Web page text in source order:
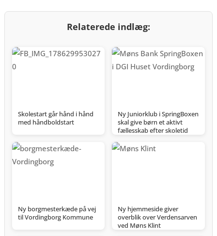
Relaterede indlæg:
Skolestart går hånd i hånd
med håndboldstart
Ny Juniorklub i SpringBoxen
skal give børn et aktivt
fællesskab efter skoletid
Ny borgmesterkæde på vej
til Vordingborg Kommune
Ny hjemmeside giver
overblik over Verdensarven
ved Møns Klint